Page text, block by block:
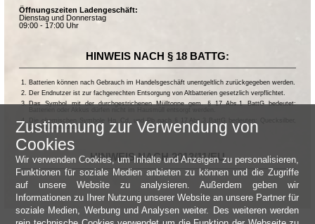
Öffnungszeiten Ladengeschäft:
Dienstag und Donnerstag
09:00 - 17:00 Uhr
HINWEIS NACH § 18 BATTG:
Batterien können nach Gebrauch im Handelsgeschäft unentgeltlich zurückgegeben werden.
Der Endnutzer ist zur fachgerechten Entsorgung von Altbatterien gesetzlich verpflichtet.
Das Symbol mit der durchgestrichenen Mülltonne gem. § 17 Abs.1 BattG bedeutet:
Die chemischen Symbole Hg, Cd, und Pb nach § 17 Abs.3 BattG bedeuten: Quecksilber,
Cadmium und Blei.
HINWEIS NACH 2013/11/EU
Zustimmung zur Verwendung von
Cookies
Wir verwenden Cookies, um Inhalte und Anzeigen zu personalisieren,
Funktionen für soziale Medien anbieten zu können und die Zugriffe
auf unsere Website zu analysieren. Außerdem geben wir
Informationen zu Ihrer Nutzung unserer Website an unsere Partner für
soziale Medien, Werbung und Analysen weiter. Des weiteren werden